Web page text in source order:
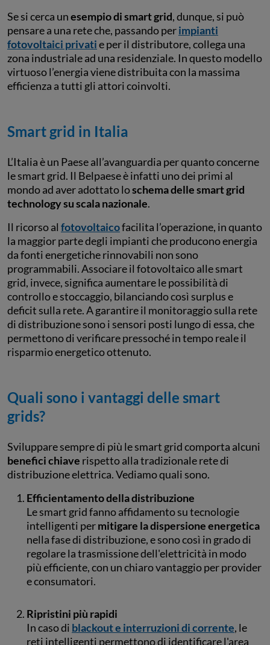
Se si cerca unesempio di smart grid, dunque, si può
pensare a una rete che, passando perimpianti
fotovoltaici privatie per il distributore, collega una
zona industriale ad una residenziale. In questo modello
virtuoso l’energia viene distribuita con la massima
efficienza a tutti gli attori coinvolti.
Smart grid in Italia
L’Italia è un Paese all’avanguardia per quanto concerne
le smart grid. Il Belpaese è infatti uno dei primi al
mondo ad aver adottato loschema delle smart grid
technology su scala nazionale.
Il ricorso al fotovoltaicofacilita l’operazione, in quanto
la maggior parte degli impianti che producono energia
da fonti energetiche rinnovabili non sono
programmabili. Associare il fotovoltaico alle smart
grid, invece, significa aumentare le possibilità di
controllo e stoccaggio, bilanciando così surplus e
deficit sulla rete. A garantire il monitoraggio sulla rete
di distribuzione sono i sensori posti lungo di essa, che
permettono di verificare pressoché in tempo reale il
risparmio energetico ottenuto.
Quali sono i vantaggi delle smart
grids?
Sviluppare sempre di più le smart grid comporta alcuni
benefici chiave rispetto alla tradizionale rete di
distribuzione elettrica. Vediamo quali sono.
Efficientamento della distribuzione
Le smart grid fanno affidamento su tecnologie
intelligenti permitigare la dispersione energetica
nella fase di distribuzione, e sono così in grado di
regolare la trasmissione dell'elettricità in modo
più efficiente, con un chiaro vantaggio per provider
e consumatori.
Ripristini più rapidi
In caso di blackout e interruzioni di corrente, le
reti intelligenti permettono di identificare l'area